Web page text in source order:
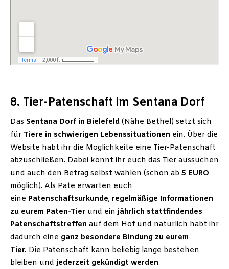
8. Tier-Patenschaft im Sentana Dorf
Das Sentana Dorf in Bielefeld (Nähe Bethel) setzt sich
für Tiere in schwierigen Lebenssituationen ein. Über die
Website habt ihr die Möglichkeite eine Tier-Patenschaft
abzuschließen. Dabei könnt ihr euch das Tier aussuchen
und auch den Betrag selbst wählen (schon ab 5 EURO
möglich). Als Pate erwarten euch
eine Patenschaftsurkunde, regelmäßige Informationen
zu eurem Paten-Tier und einjährlich stattfindendes
Patenschaftstreffen auf dem Hof und natürlich habt ihr
dadurch eine ganz besondere Bindung zu eurem
Tier. Die Patenschaft kann beliebig lange bestehen
bleiben undjederzeit gekündigt werden.